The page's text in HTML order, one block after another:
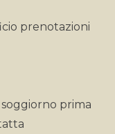
prenotazioni
prima